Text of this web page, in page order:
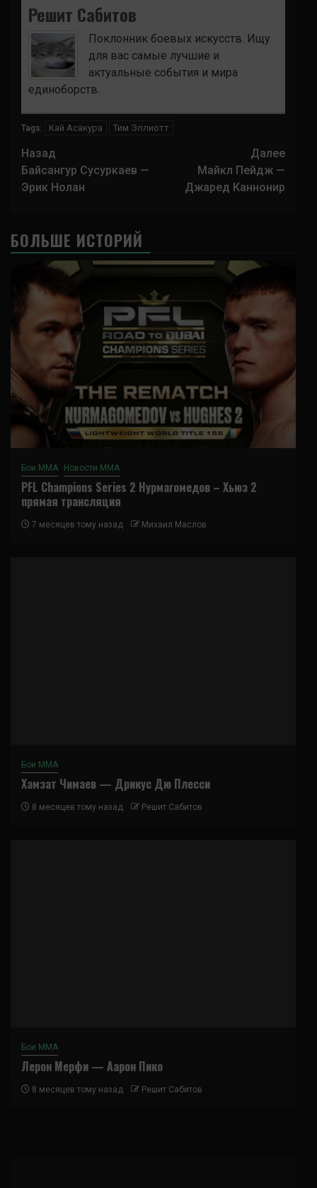
Решит Сабитов
Поклонник боевых искусств. Ищу
для вас самые лучшие и
актуальные события и мира
единоборств.
Tags: Кай Асакура Тим Эллиотт
Навигация
записи
Назад
Байсангур Сусуркаев —
Эрик Нолан
Далее
Майкл Пейдж —
Джаред Каннонир
БОЛЬШЕ ИСТОРИЙ
Бои ММА Новости ММА
PFL Champions Series 2 Нурмагомедов – Хьюз 2
прямая трансляция
7 месяцев тому назад Михаил Маслов
Бои ММА
Хамзат Чимаев — Дрикус Дю Плесси
8 месяцев тому назад Решит Сабитов
Бои ММА
Лерон Мерфи — Аарон Пико
8 месяцев тому назад Решит Сабитов